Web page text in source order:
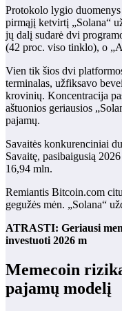
Protokolo lygio
pirmąjį ketvirtį „Solana“
jų dalį sudarė dvi
(42 proc. viso tinklo), o
Vien tik šios dvi
terminalas, užfiksavo
krovinių. Koncentracija
aštuonios geriausios
pajamų.
Savaitės konkurenciniai
Savaitę, pasibaigusią
16,94 mln.
Remiantis Bitcoin.com
gegužės mėn. „Solana“
ATRASTI: Geriausi
investuoti 2026 m
Memecoin
pajamų modelį